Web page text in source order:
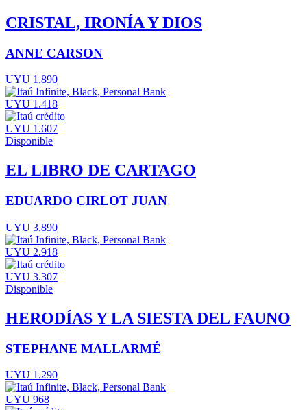
CRISTAL, IRONÍA Y DIOS
ANNE CARSON
UYU 1.890
UYU 1.418
UYU 1.607
Disponible
EL LIBRO DE CARTAGO
EDUARDO CIRLOT JUAN
UYU 3.890
UYU 2.918
UYU 3.307
Disponible
HERODÍAS Y LA SIESTA DEL FAUNO
STEPHANE MALLARMÉ
UYU 1.290
UYU 968